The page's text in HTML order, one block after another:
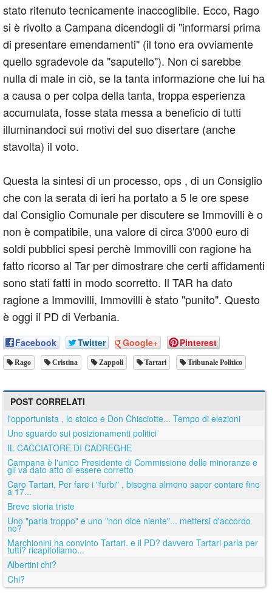
stato ritenuto tecnicamente inaccoglibile. Ecco, Rago
si è rivolto a Campana dicendogli di "informarsi prima
di presentare emendamenti" (il tono era ovviamente
quello sgradevole da "saputello"). Non ci sarebbe
nulla di male in ciò, se la tanta informazione che lui ha
a causa o per colpa della tanta, troppa esperienza
accumulata, fosse stata messa a beneficio di tutti
illuminandoci sui motivi del suo disertare (anche
stavolta) il voto.
Questa la sintesi di un processo, ops , di un Consiglio
che con la serata di ieri ha portato a 5 le ore spese
dal Consiglio Comunale per discutere se Immovilli è o
non è compatibile, una valore di circa 3'000 euro di
soldi pubblici spesi perchè Immovilli con ragione ha
fatto ricorso al Tar per dimostrare che certi affidamenti
sono stati fatti in modo scorretto. Il TAR ha dato
ragione a Immovilli, Immovilli è stato "punito". Questo
è oggi il PD di Verbania.
Facebook Twitter Google+ Pinterest
Rago Cristina Zappoli Tartari Tribunale Politico
POST CORRELATI
l'opportunista , lo stoico e Don Chisciotte... Tempo di elezioni
Uno sguardo sui posizionamenti politici
IL CACCIATORE DI CADREGHE
Campana è l'unico Presidente di Commissione delle minoranze e
gli va dato atto di essere corretto
Caro Tartari, Per fare i "furbi" , bisogna almeno saper contare fino
a 17...
Breve storia triste
Uno "parla troppo" e uno "non dice niente"... mettersi d'accordo
no?
Marchionini ha convinto Tartari, e il PD? davvero Tartari parla per
tutti? ricapitoliamo...
Albertini chi?
Chi?